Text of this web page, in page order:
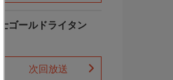
士ゴールドライタン
次回放送